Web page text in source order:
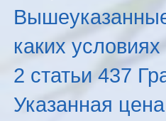
каких
2 статьи 437
Указанная